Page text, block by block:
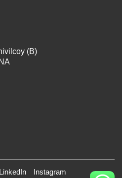
(B)
LinkedIn Instagram